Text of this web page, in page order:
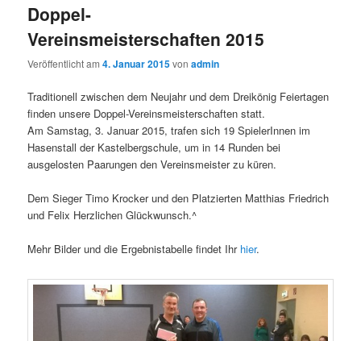
Doppel-
Vereinsmeisterschaften 2015
Veröffentlicht am4. Januar 2015vonadmin
Traditionell zwischen dem Neujahr und dem Dreikönig Feiertagen
finden unsere Doppel-Vereinsmeisterschaften statt.
Am Samstag, 3. Januar 2015, trafen sich 19 SpielerInnen im
Hasenstall der Kastelbergschule, um in 14 Runden bei
ausgelosten Paarungen den Vereinsmeister zu küren.
Dem Sieger Timo Krocker und den Platzierten Matthias Friedrich
und Felix Herzlichen Glückwunsch.^
Mehr Bilder und die Ergebnistabelle findet Ihr hier.